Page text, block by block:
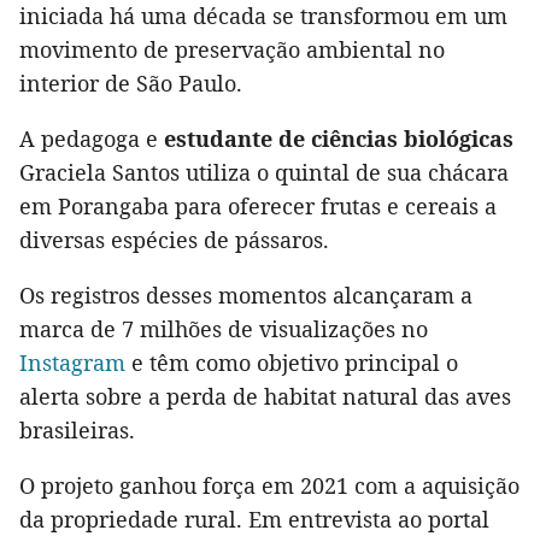
iniciada há uma década se transformou em um
movimento de preservação ambiental no
interior de São Paulo.
A pedagoga e estudante de ciências biológicas
Graciela Santos utiliza o quintal de sua chácara
em Porangaba para oferecer frutas e cereais a
diversas espécies de pássaros.
Os registros desses momentos alcançaram a
marca de 7 milhões de visualizações no
Instagram e têm como objetivo principal o
alerta sobre a perda de habitat natural das aves
brasileiras.
O projeto ganhou força em 2021 com a aquisição
da propriedade rural. Em entrevista ao portal